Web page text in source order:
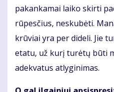
pakankamai laiko skirti
rūpesčius, neskubėti.
krūviai yra per dideli. Jie
etatu, už kurį turėtų būti
adekvatus atlyginimas.